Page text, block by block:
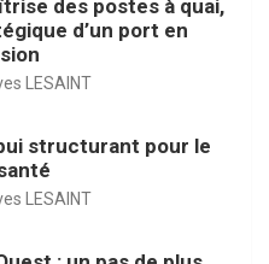
des postes à quai,
d’un port en
LESAINT
structurant pour le
LESAINT